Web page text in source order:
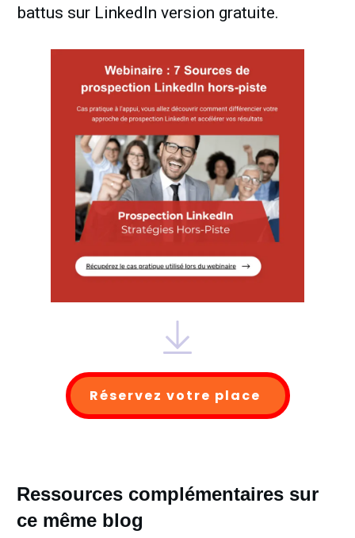
battus sur LinkedIn version gratuite.
Réservez votre place
Ressources complémentaires sur
ce même blog